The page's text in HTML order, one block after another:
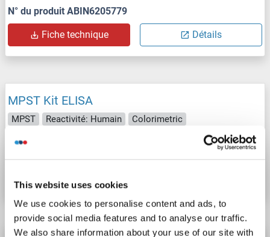
This website uses cookies
We use cookies to personalise content and ads, to
provide social media features and to analyse our traffic.
We also share information about your use of our site with
N° du produit ABIN6205779
Fiche technique Détails
MPST Kit ELISA
MPST Reactivité: Humain Colorimetric